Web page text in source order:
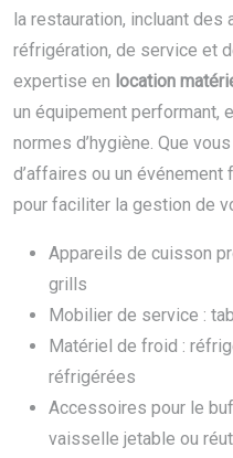
la restauration, incluant des
réfrigération, de service et
expertise en location
un équipement performant,
normes d’hygiène. Que
d’affaires ou un
pour faciliter la gestion de
Appareils de cuisson
grills
Mobilier de service :
Matériel de froid :
réfrigérées
Accessoires pour le
vaisselle jetable ou